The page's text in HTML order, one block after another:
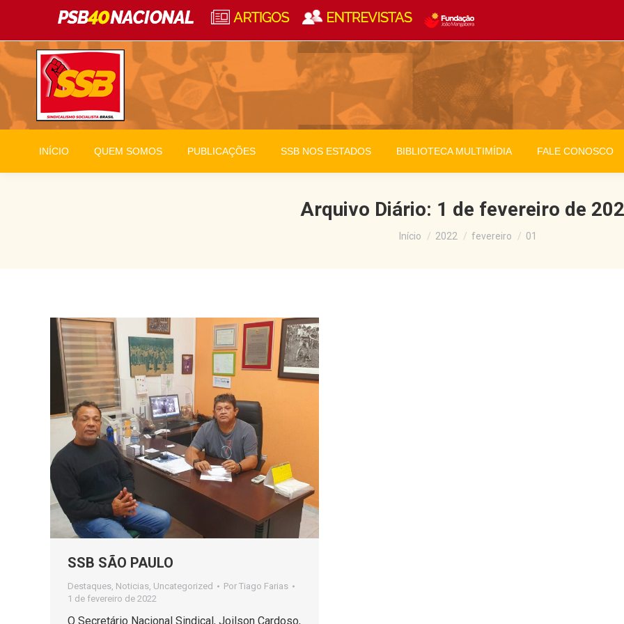
INÍCIO QUEM SOMOS PUBLICAÇÕES SSB NOS ESTADOS BIBLIOTECA MULTIMÍDIA FALE CONOSCO
Arquivo Diário: 1 de fevereiro de
Você está aqui:
Início 2022 fevereiro 01
SSB SÃO PAULO
Destaques, Noticias, Uncategorized Por Tiago Farias
1 de fevereiro de 2022
O Secretário Nacional Sindical, Joilson Cardoso,